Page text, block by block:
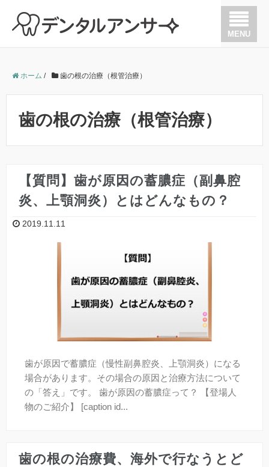
MENU
歯の根の治療（根管治療）
全身と歯の関係
予防歯科
よく頂くご質問
ホーム / 歯の根の治療（根管治療）
歯の根の治療（根管治療）
【質問】歯が原因の蓄膿症（副鼻腔
炎、上顎洞炎）とはどんなもの？
2019.11.11
歯が原因で蓄膿症（慢性副鼻腔炎、上顎洞炎）になる
場合があります。その場合の原因と治療方法について
の「答え」です。 歯が原因の蓄膿症って？ 【登場人
物のご紹介】 [caption id...
歯の根の治療費、海外で行なうとど